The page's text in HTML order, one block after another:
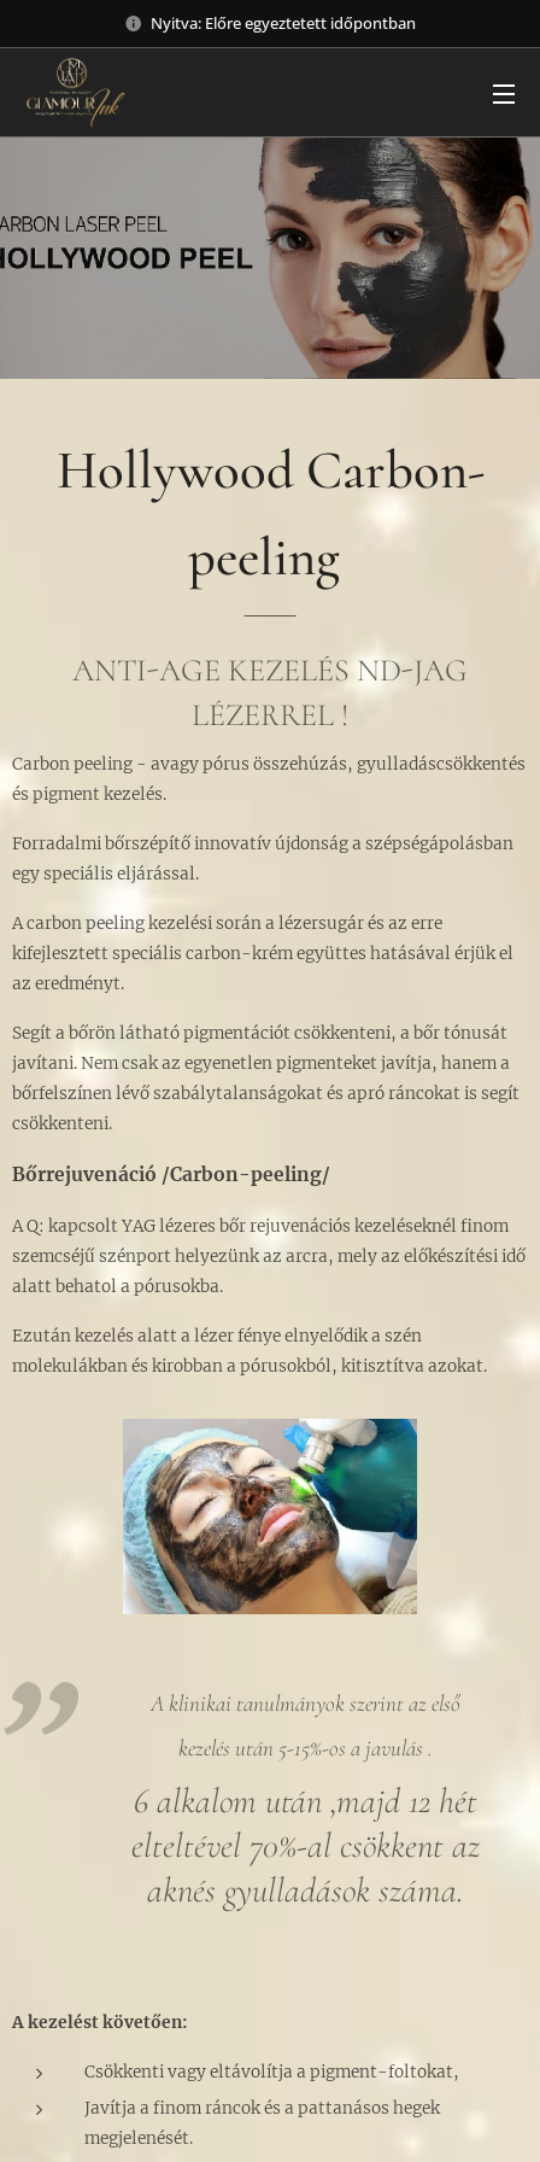
Nyitva: Előre egyeztetett időpontban
Hollywood Carbon-
peeling
ANTI-AGE KEZELÉS ND-JAG
LÉZERREL !
Carbon peeling - avagy pórus összehúzás, gyulladáscsökkentés
és pigment kezelés.
Forradalmi bőrszépítő innovatív újdonság a szépségápolásban
egy speciális eljárással.
A carbon peeling kezelési során a lézersugár és az erre
kifejlesztett speciális carbon-krém együttes hatásával érjük el
az eredményt.
Segít a bőrön látható pigmentációt csökkenteni, a bőr tónusát
javítani. Nem csak az egyenetlen pigmenteket javítja, hanem a
bőrfelszínen lévő szabálytalanságokat és apró ráncokat is segít
csökkenteni.
Bőrrejuvenáció /Carbon-peeling/
A Q: kapcsolt YAG lézeres bőr rejuvenációs kezeléseknél finom
szemcséjű szénport helyezünk az arcra, mely az előkészítési idő
alatt behatol a pórusokba.
Ezután kezelés alatt a lézer fénye elnyelődik a szén
molekulákban és kirobban a pórusokból, kitisztítva azokat.
A klinikai tanulmányok szerint az első
kezelés után 5-15%-os a javulás .
6 alkalom után ,majd 12 hét
elteltével 70%-al csökkent az
aknés gyulladások száma.
A kezelést követően:
Csökkenti vagy eltávolítja a pigment-foltokat,
Javítja a finom ráncok és a pattanásos hegek
megjelenését.